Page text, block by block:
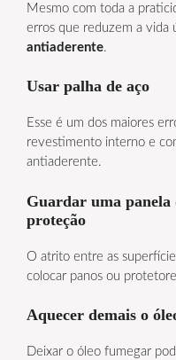
Mesmo com toda a
erros que reduzem a vida
antiaderente.
Usar palha de aço
Esse é um dos maiores
revestimento interno e
antiaderente.
Guardar uma
proteção
O atrito entre as
colocar panos ou
Aquecer demais o
Deixar o óleo fumegar